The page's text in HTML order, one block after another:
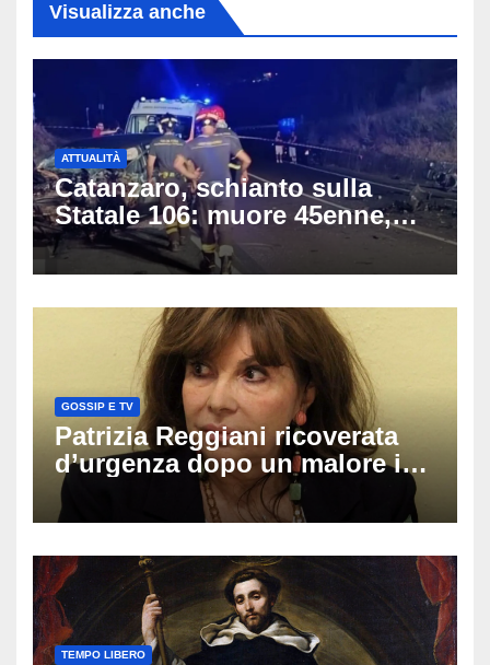
Visualizza anche
ATTUALITÀ
Catanzaro, schianto sulla
Statale 106: muore 45enne,
coinvolti un’auto, un suv e
una moto
GOSSIP E TV
Patrizia Reggiani ricoverata
d’urgenza dopo un malore in
vacanza: come sta oggi l’ex
Lady Gucci
TEMPO LIBERO